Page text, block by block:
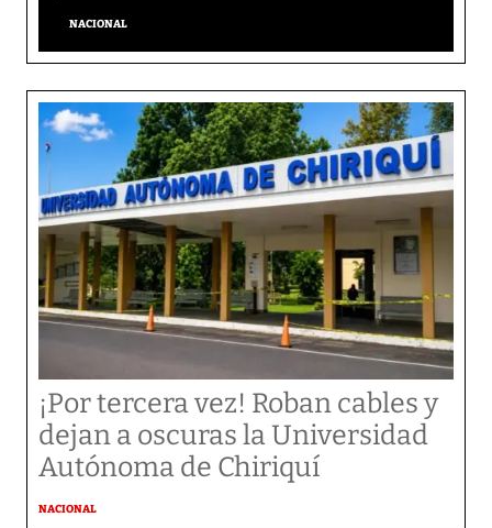
NACIONAL
¡Por tercera vez! Roban cables y
dejan a oscuras la Universidad
Autónoma de Chiriquí
NACIONAL